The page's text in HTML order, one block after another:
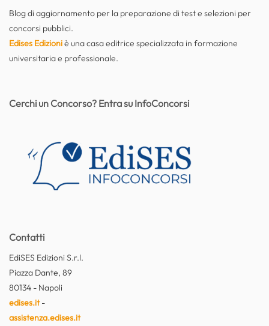
Blog di aggiornamento per la preparazione di test e selezioni per
concorsi pubblici.
Edises Edizioniè una casa editrice specializzata in formazione
universitaria e professionale.
Contatti
EdiSES Edizioni S.r.l.
Piazza Dante, 89
80134 - Napoli
edises.it-
assistenza.edises.it
Cerchi un Concorso? Entra su InfoConcorsi